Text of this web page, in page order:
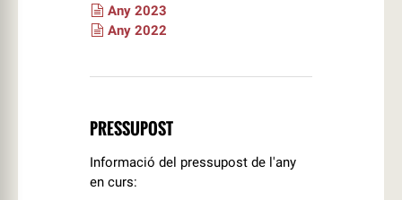
Any 2023
Any 2022
PRESSUPOST
Informació del pressupost de l'any
en curs: